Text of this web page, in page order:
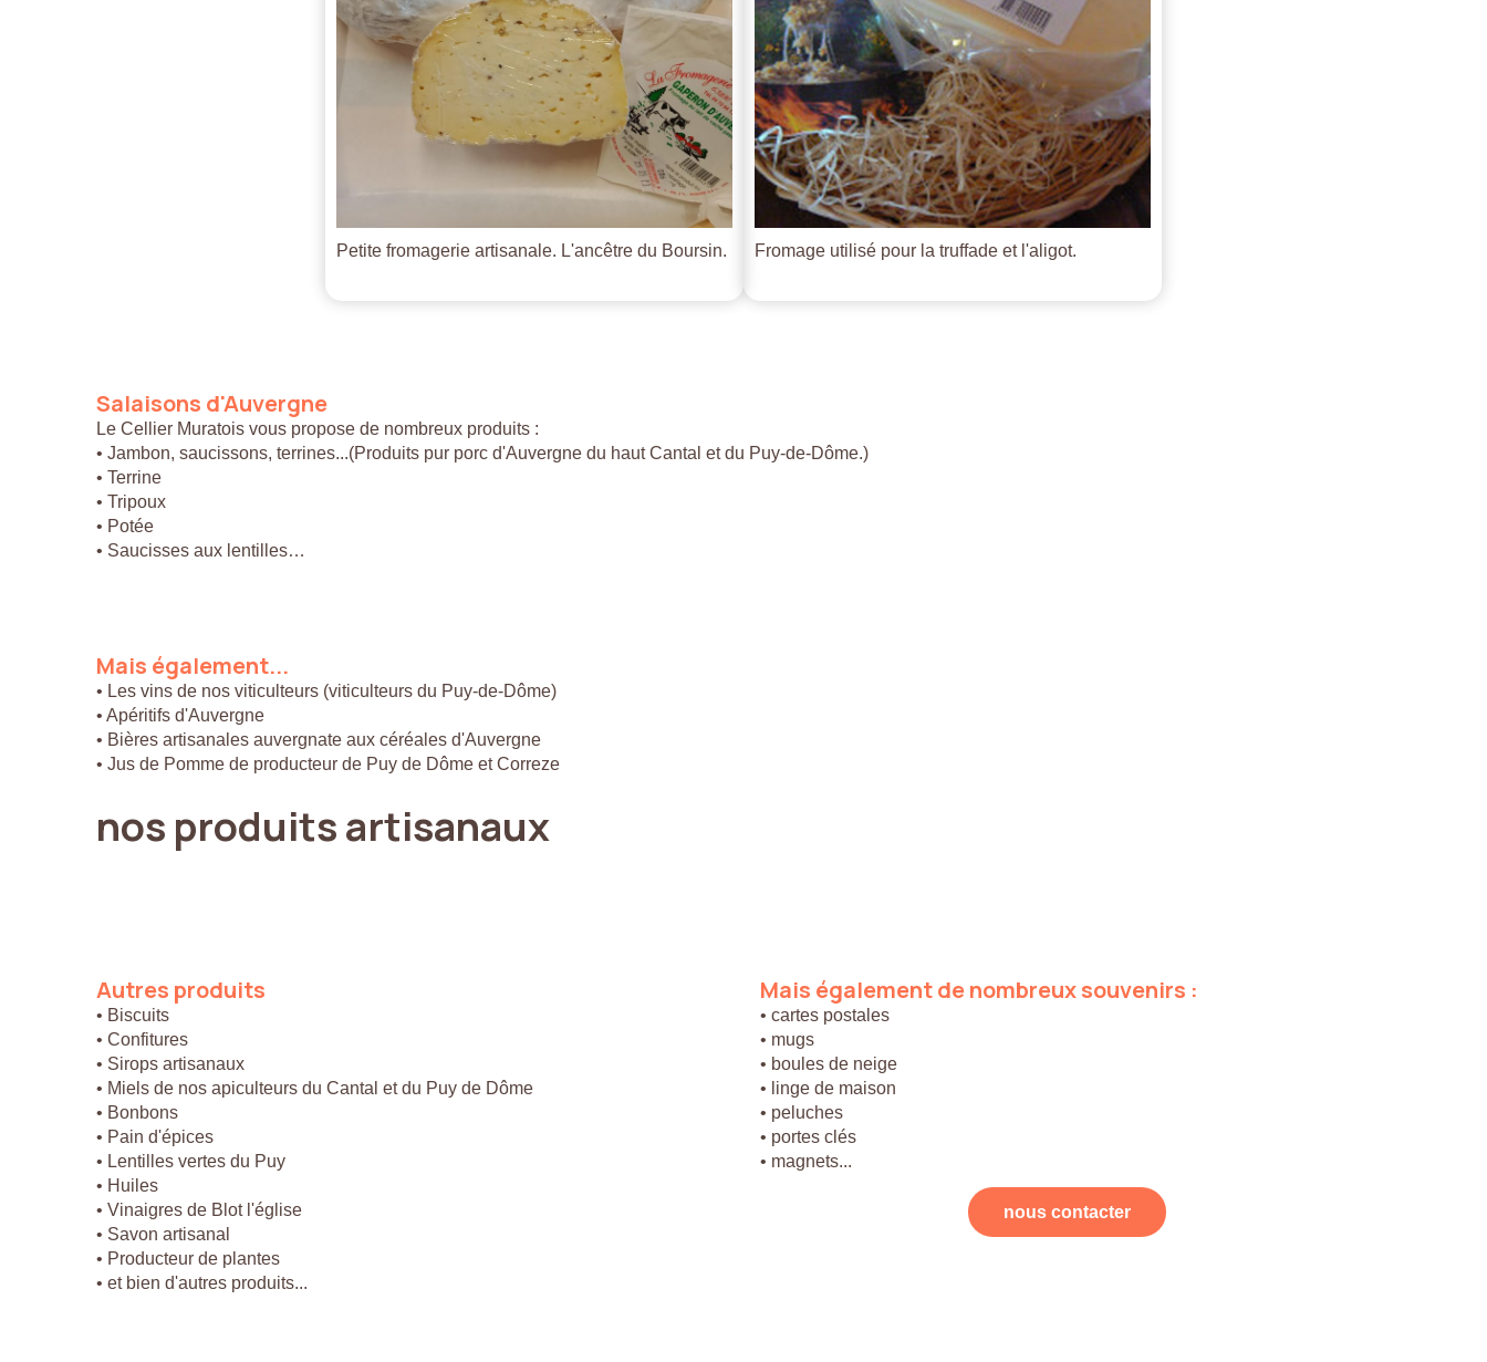
Petite fromagerie artisanale. L'ancêtre du Boursin. Fromage utilisé pour la truffade et l'aligot.
Salaisons d'Auvergne
Le Cellier Muratois vous propose de nombreux produits :
• Jambon, saucissons, terrines...(Produits pur porc d'Auvergne du haut Cantal et du Puy-de-Dôme.)
• Terrine
• Tripoux
• Potée
• Saucisses aux lentilles…
Mais également...
• Les vins de nos viticulteurs (viticulteurs du Puy-de-Dôme)
• Apéritifs d'Auvergne
• Bières artisanales auvergnate aux céréales d'Auvergne
• Jus de Pomme de producteur de Puy de Dôme et Correze
nos produitsartisanaux
Autres produits
• Biscuits
• Confitures
• Sirops artisanaux
• Miels de nos apiculteurs du Cantal et du Puy de Dôme
• Bonbons
• Pain d'épices
• Lentilles vertes du Puy
• Huiles
• Vinaigres de Blot l'église
• Savon artisanal
• Producteur de plantes
• et bien d'autres produits...
Mais égalementdenombreuxsouvenirs :
• cartes postales
• mugs
• boules de neige
• linge de maison
• peluches
• portes clés
• magnets...
nous contacter